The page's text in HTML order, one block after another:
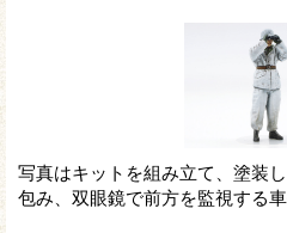
写真はキットを組み立て、塗装
包み、双眼鏡で前方を監視する